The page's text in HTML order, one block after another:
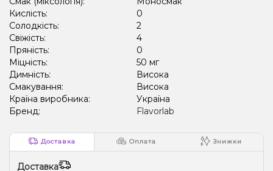
Кислість:
0
Солодкість:
2
Свіжість:
4
Пряність:
0
Міцність:
50 мг
Димність:
Висока
Смакування:
Висока
Країна виробника:
Україна
Бренд:
Flavorlab
Доставка Оплата Знижки
Доставка